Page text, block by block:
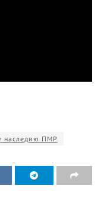
наследию ПМР